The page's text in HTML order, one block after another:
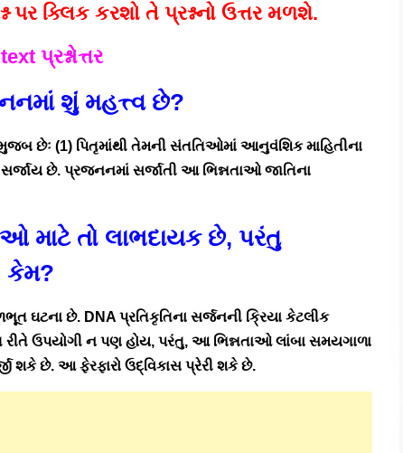
ક્લિક કરશો તે પ્રશ્નનો ઉત્તર મળશે.
પ્રશ્નોત્તર
શું મહત્ત્વ છે?
છેઃ (1) પિતૃમાંથી તેમની સંતતિઓમાં આનુવંશિક માહિતીના
છે. પ્રજનનમાં સર્જાતી આ ભિન્નતાઓ જાતિના
માટે તો લાભદાયક છે, પરંતુ
કેમ?
ઘટના છે. DNA પ્રતિકૃતિના સર્જનની ક્રિયા કેટલીક
રીતે ઉપયોગી ન પણ હોય, પરંતુ, આ ભિન્નતાઓ લાંબા સમયગાળા
શકે છે. આ ફેરફારો ઉદ્વિકાસ પ્રેરી શકે છે.